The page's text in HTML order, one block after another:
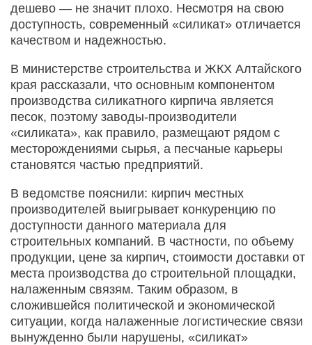
дешево — не значит плохо. Несмотря на свою
доступность, современный «силикат» отличается
качеством и надежностью.
В министерстве строительства и ЖКХ Алтайского
края рассказали, что основным компонентом
производства силикатного кирпича является
песок, поэтому заводы-производители
«силиката», как правило, размещают рядом с
месторождениями сырья, а песчаные карьеры
становятся частью предприятий.
В ведомстве пояснили: кирпич местных
производителей выигрывает конкуренцию по
доступности данного материала для
строительных компаний. В частности, по объему
продукции, цене за кирпич, стоимости доставки от
места производства до строительной площадки,
налаженным связям. Таким образом, в
сложившейся политической и экономической
ситуации, когда налаженные логистические связи
вынужденно были нарушены, «силикат»